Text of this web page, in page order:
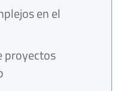
en el
proyectos